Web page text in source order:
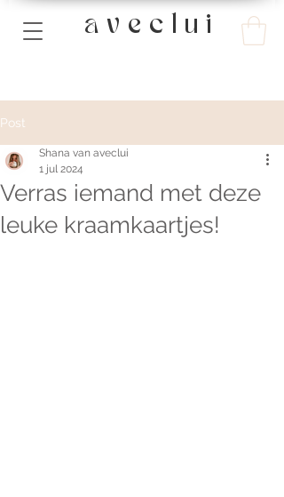
a v e c l u i
Post
Verras iemand met deze
leuke kraamkaartjes!
Shana van aveclui
1 jul 2024